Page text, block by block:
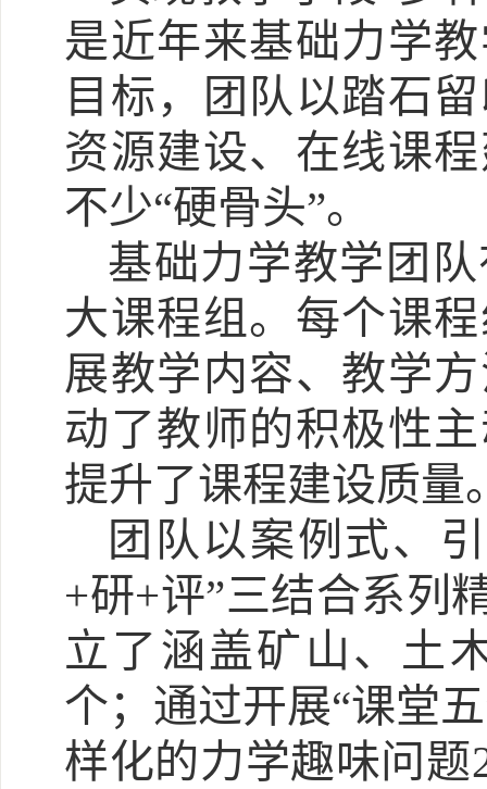
是近年来基础力学
目标，团队以踏石
资源建设、在线课
不少“硬骨头”。
基础力学教学团
大课程组。每个课
展教学内容、教学
动了教师的积极性
提升了课程建设质量
团队以案例式、
+研+评”三结合系列
立了涵盖矿山、土
个；通过开展“课堂
样化的力学趣味问